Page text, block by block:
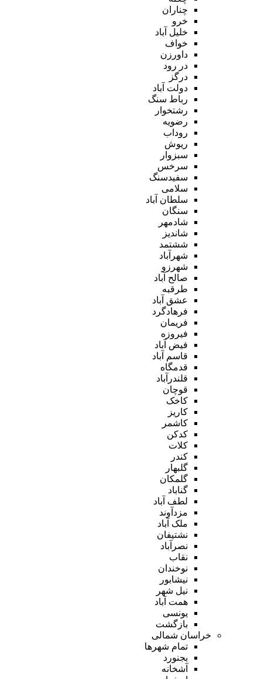
چناران
خرو
خلیل آباد
خواف
داورزن
در رود
درگز
دولت آباد
رباط سنگ
رشتخوار
رضویه
روداب
ریوش
سبزوار
سرخس
سفیدسنگ
سلامی
سلطان آباد
سنگان
شادمهر
شاندیز
ششتمد
شهرآباد
شهرزو
صالح آباد
طرقبه
عشق آباد
فرهادگرد
فریمان
فیروزه
فیض آباد
قاسم آباد
قدمگاه
قلندرآباد
قوچان
کاخک
کاریز
کاشمر
کدکن
کلات
کندر
گلبهار
گلمکان
گناباد
لطف آباد
مزدآوند
ملک آباد
نشتیفان
نصرآباد
نقاب
نوخندان
نیشابور
نیل شهر
همت آباد
یونسی
بازگشت
خراسان شمالی
تمام شهر‌ها
بجنورد
آشخانه